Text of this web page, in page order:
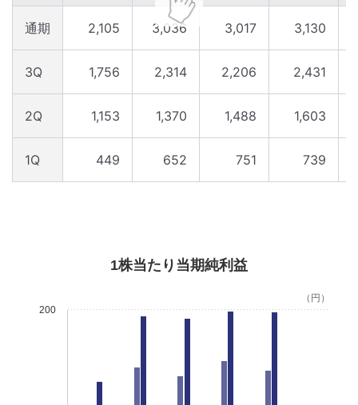
通期 2,105 3,036 3,017 3,130
3Q 1,756 2,314 2,206 2,431
2Q 1,153 1,370 1,488 1,603
1Q 449 652 751 739
1株当たり当期純利益
200
（円）